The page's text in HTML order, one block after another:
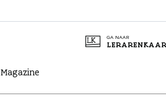
GA NAAR
Magazine